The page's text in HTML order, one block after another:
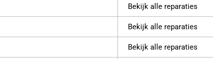
Bekijk alle reparaties
Bekijk alle reparaties
Bekijk alle reparaties